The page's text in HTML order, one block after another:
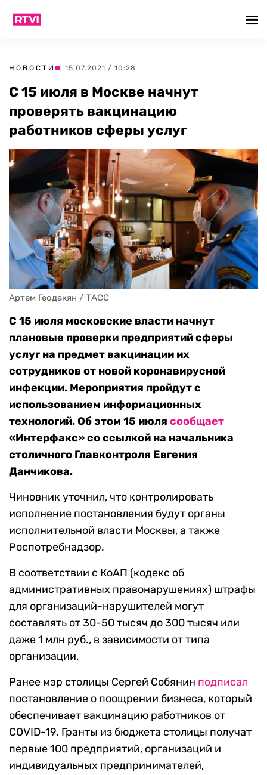
НОВОСТИ | 15.07.2021 / 10:28
С 15 июля в Москве начнут
проверять вакцинацию
работников сферы услуг
Артем Геодакян / ТАСС
С 15 июля московские власти начнут
плановые проверки предприятий сферы
услуг на предмет вакцинации их
сотрудников от новой коронавирусной
инфекции. Мероприятия пройдут с
использованием информационных
технологий. Об этом 15 июля сообщает
«Интерфакс» со ссылкой на начальника
столичного Главконтроля Евгения
Данчикова.
Чиновник уточнил, что контролировать
исполнение постановления будут органы
исполнительной власти Москвы, а также
Роспотребнадзор.
В соответствии с КоАП (кодекс об
административных правонарушениях) штрафы
для организаций-нарушителей могут
составлять от 30-50 тысяч до 300 тысяч или
даже 1 млн руб., в зависимости от типа
организации.
Ранее мэр столицы Сергей Собянин подписал
постановление о поощрении бизнеса, который
обеспечивает вакцинацию работников от
COVID-19. Гранты из бюджета столицы получат
первые 100 предприятий, организаций и
индивидуальных предпринимателей,